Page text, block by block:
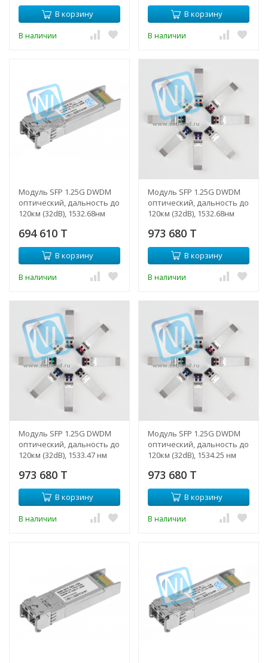
В корзину
В наличии
В корзину
В наличии
Модуль SFP 1.25G DWDM
оптический, дальность до
120км (32dB), 1532.68нм
694 610 T
В корзину
В наличии
Модуль SFP 1.25G DWDM
оптический, дальность до
120км (32dB), 1532.68нм
973 680 T
В корзину
В наличии
Модуль SFP 1.25G DWDM
оптический, дальность до
120км (32dB), 1533.47 нм
973 680 T
В корзину
В наличии
Модуль SFP 1.25G DWDM
оптический, дальность до
120км (32dB), 1534.25 нм
973 680 T
В корзину
В наличии